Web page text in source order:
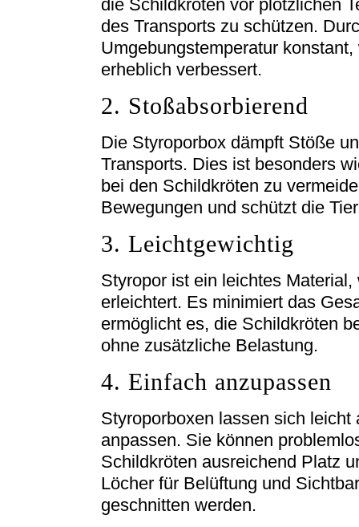
die Schildkröten vor plötzlichen
des Transports zu schützen.
Umgebungstemperatur
erheblich verbessert.
2. Stoßabsorbierend
Die Styroporbox dämpft Stöße
Transports. Dies ist besonders
bei den Schildkröten zu
Bewegungen und schützt die
3. Leichtgewichtig
Styropor ist ein leichtes
erleichtert. Es minimiert das
ermöglicht es, die Schildkröten
ohne zusätzliche Belastung.
4. Einfach anzupassen
Styroporboxen lassen sich
anpassen. Sie können
Schildkröten ausreichend Platz
Löcher für Belüftung und
geschnitten werden.